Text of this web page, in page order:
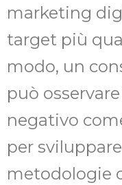
marketing
target più
modo, un
può
negativo
per
metodologie